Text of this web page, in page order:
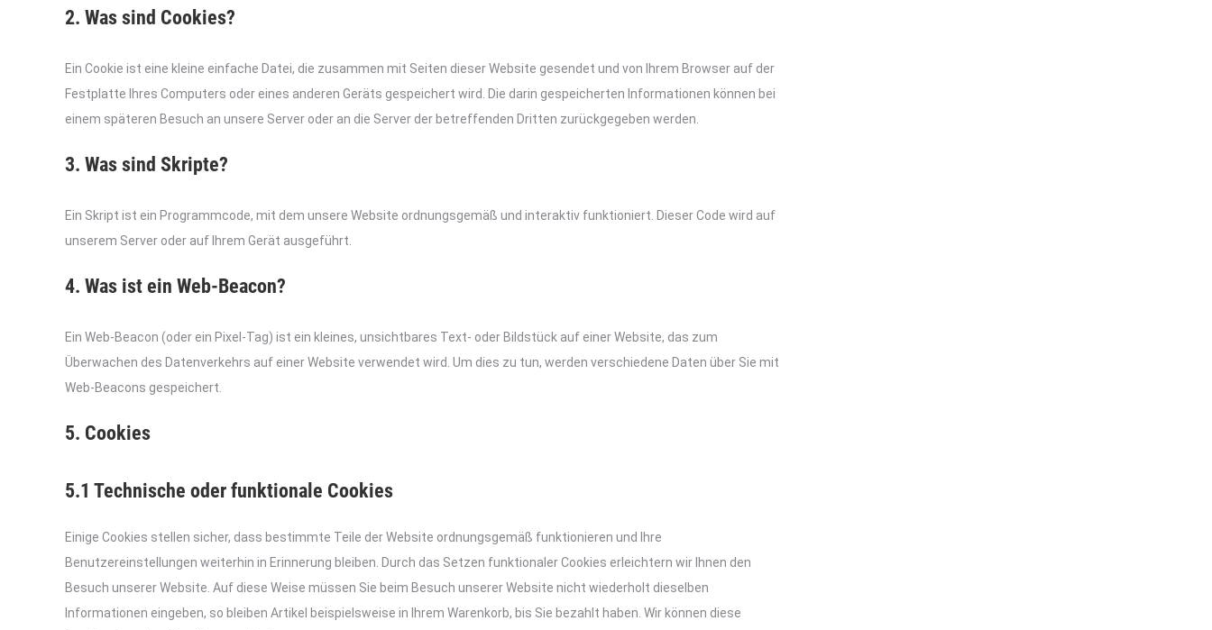
2. Was sind Cookies?
Ein Cookie ist eine kleine einfache Datei, die zusammen mit Seiten dieser Website gesendet und von Ihrem Browser auf der
Festplatte Ihres Computers oder eines anderen Geräts gespeichert wird. Die darin gespeicherten Informationen können bei
einem späteren Besuch an unsere Server oder an die Server der betreffenden Dritten zurückgegeben werden.
3. Was sind Skripte?
Ein Skript ist ein Programmcode, mit dem unsere Website ordnungsgemäß und interaktiv funktioniert. Dieser Code wird auf
unserem Server oder auf Ihrem Gerät ausgeführt.
4. Was ist ein Web-Beacon?
Ein Web-Beacon (oder ein Pixel-Tag) ist ein kleines, unsichtbares Text- oder Bildstück auf einer Website, das zum
Überwachen des Datenverkehrs auf einer Website verwendet wird. Um dies zu tun, werden verschiedene Daten über Sie mit
Web-Beacons gespeichert.
5. Cookies
5.1 Technische oder funktionale Cookies
Einige Cookies stellen sicher, dass bestimmte Teile der Website ordnungsgemäß funktionieren und Ihre
Benutzereinstellungen weiterhin in Erinnerung bleiben. Durch das Setzen funktionaler Cookies erleichtern wir Ihnen den
Besuch unserer Website. Auf diese Weise müssen Sie beim Besuch unserer Website nicht wiederholt dieselben
Informationen eingeben, so bleiben Artikel beispielsweise in Ihrem Warenkorb, bis Sie bezahlt haben. Wir können diese